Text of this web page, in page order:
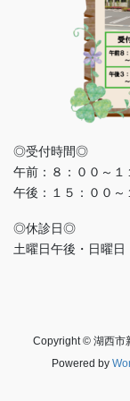
◎受付時間◎
午前：８：００～１
午後：１５：００～
◎休診日◎
土曜日午後・日曜日
Copyright © 湖西市
Powered by